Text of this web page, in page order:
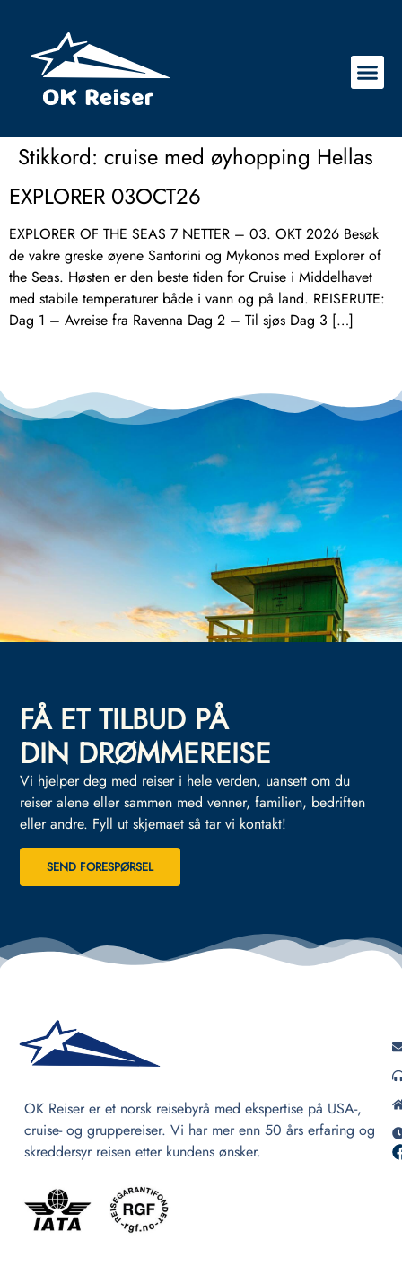
Stikkord: cruise med øyhopping Hellas
EXPLORER 03OCT26
EXPLORER OF THE SEAS 7 NETTER – 03. OKT 2026 Besøk
de vakre greske øyene Santorini og Mykonos med Explorer of
the Seas. Høsten er den beste tiden for Cruise i Middelhavet
med stabile temperaturer både i vann og på land. REISERUTE:
Dag 1 – Avreise fra Ravenna Dag 2 – Til sjøs Dag 3 […]
FÅ ET TILBUD PÅ
DIN DRØMMEREISE
Vi hjelper deg med reiser i hele verden, uansett om du
reiser alene eller sammen med venner, familien, bedriften
eller andre. Fyll ut skjemaet så tar vi kontakt!
SEND FORESPØRSEL
OK Reiser er et norsk reisebyrå med ekspertise på USA-,
cruise- og gruppereiser. Vi har mer enn 50 års erfaring og
skreddersyr reisen etter kundens ønsker.